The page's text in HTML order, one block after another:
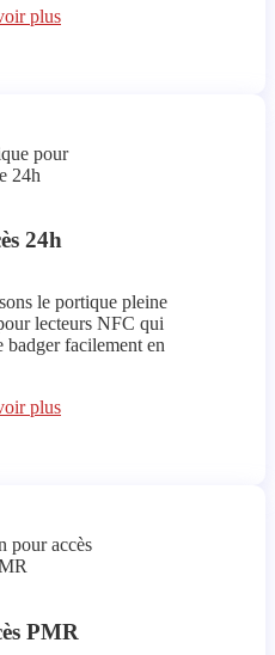
plus
24h
le portique pleine
lecteurs NFC qui
badger facilement en
plus
PMR